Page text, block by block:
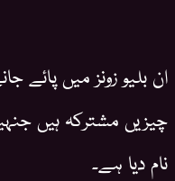
نام دیا ہے۔